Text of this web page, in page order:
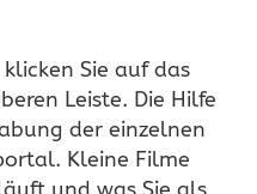
Sie auf das
Leiste. Die Hilfe
der einzelnen
Kleine Filme